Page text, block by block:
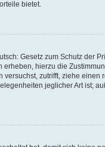
bietet.
Gesetz zum Schutz
hierzu die
zutrifft, ziehe
jeglicher Art ist;